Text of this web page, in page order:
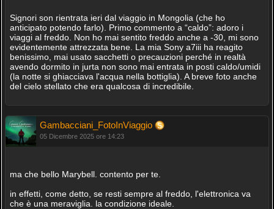
Signori son rientrata ieri dal viaggio in Mongolia (che ho
anticipato potendo farlo). Primo commento a “caldo”: adoro i
viaggi al freddo. Non ho mai sentito freddo anche a -30, mi sono
evidentemente attrezzata bene. La mia Sony a7iii ha reagito
benissimo, mai usato sacchetti o precauzioni perché in realtà
avendo dormito in jurta non sono mai entrata in posti caldo/umidi
(la notte si ghiacciava l'acqua nella bottiglia). A breve foto anche
del cielo stellato che era qualcosa di incredibile.
Gambacciani_FotoInViaggio
05 Dicembre 2025 ore 14:23
ma che bello Marybell. contento per te.
in effetti, come detto, se resti sempre al freddo, l'elettronica va
che è una meraviglia. la condizione ideale.